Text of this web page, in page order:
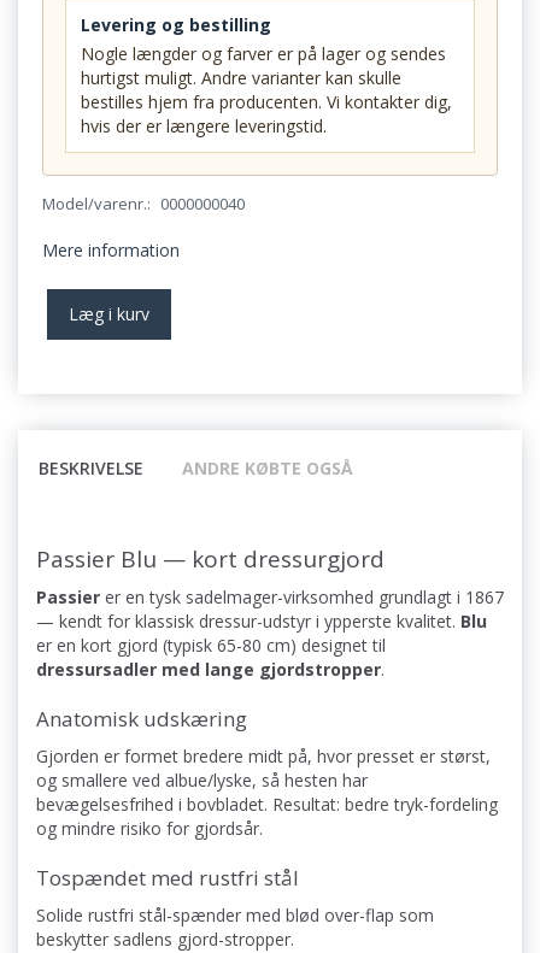
Levering og bestilling
Nogle længder og farver er på lager og sendes
hurtigst muligt. Andre varianter kan skulle
bestilles hjem fra producenten. Vi kontakter dig,
hvis der er længere leveringstid.
Model/varenr.: 0000000040
Mere information
Læg i kurv
BESKRIVELSE ANDRE KØBTE OGSÅ
Passier Blu — kort dressurgjord
Passier er en tysk sadelmager-virksomhed grundlagt i 1867
— kendt for klassisk dressur-udstyr i ypperste kvalitet. Blu
er en kort gjord (typisk 65-80 cm) designet til
dressursadler med lange gjordstropper.
Anatomisk udskæring
Gjorden er formet bredere midt på, hvor presset er størst,
og smallere ved albue/lyske, så hesten har
bevægelsesfrihed i bovbladet. Resultat: bedre tryk-fordeling
og mindre risiko for gjordsår.
Tospændet med rustfri stål
Solide rustfri stål-spænder med blød over-flap som
beskytter sadlens gjord-stropper.